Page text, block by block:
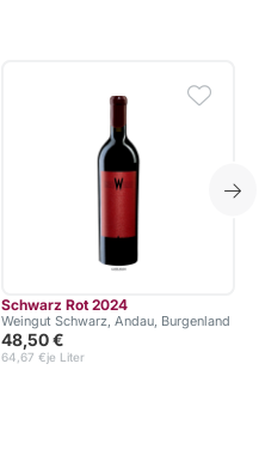
Schwarz Rot 2024
Weingut Schwarz, Andau, Burgenland
48,50 €
je Liter
64,67 €